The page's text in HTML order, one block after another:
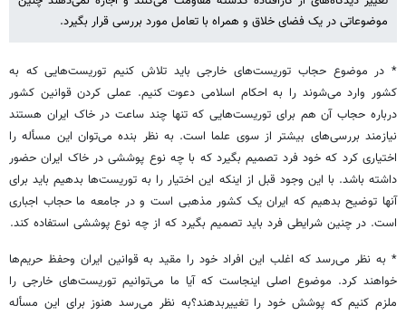
موضوعاتی در یک فضای خلاق و همراه با تعامل مورد بررسی قرار بگیرد.
* در موضوع حجاب توریست‌های خارجی باید تلاش کنیم توریست‌هایی که به
کشور وارد می‌شوند را به احکام اسلامی دعوت کنیم. عملی کردن قوانین کشور
درباره حجاب آن هم برای توریست‌هایی که تنها چند ساعت در خاک ایران هستند
نیازمند بررسی‌های بیشتر از سوی علما است. به نظر بنده می‌توان این مسأله را
اختیاری کرد که خود فرد تصمیم بگیرد که با چه نوع پوششی در خاک ایران حضور
داشته باشد. با این وجود قبل از اینکه این اختیار را به توریست‌ها بدهیم باید برای
آنها توضیح بدهیم که ایران یک کشور مذهبی است و در جامعه ما حجاب اجباری
است. در چنین شرایطی فرد باید تصمیم بگیرد که از چه نوع پوششی استفاده کند.
* به نظر می‌رسد که اغلب این افراد خود را مقید به قوانین ایران وحفظ حریم‌ها
خواهند کرد. موضوع اصلی اینجاست که آیا ما می‌توانیم توریست‌های خارجی را
ملزم کنیم که پوشش خود را تغییربدهند؟به نظر می‌رسد هنوز برای این مسأله